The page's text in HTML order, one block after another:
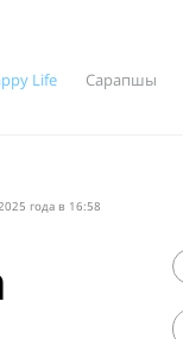
Life Сарапшы
года в 16:58